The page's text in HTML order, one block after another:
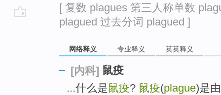
[ 复数 plagues 第三人称单数
plagued 过去分词 plagued ]
网络释义 专业释义 英英释义
[内科] 鼠疫
...什么是鼠疫? 鼠疫(plague)是由